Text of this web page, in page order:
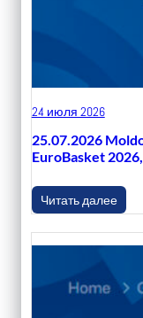
24 июля 2026
25.07.2026
EuroBasket
Читать далее